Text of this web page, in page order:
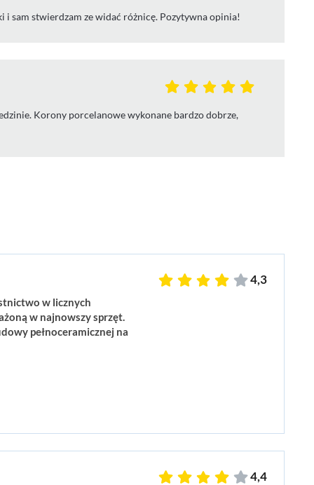
sam stwierdzam ze widać różnicę. Pozytywna opinia!
Korony porcelanowe wykonane bardzo dobrze,
w licznych
w najnowszy sprzęt.
pełnoceramicznej na
4,3
4,4